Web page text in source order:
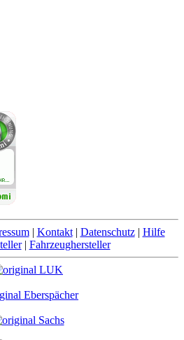
| Kontakt| Datenschutz| Hilfe
| Fahrzeughersteller